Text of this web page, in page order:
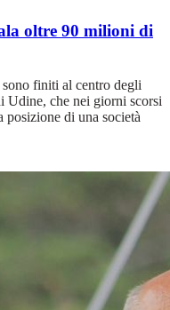
oltre 90 milioni di
finiti al centro degli
Udine, che nei giorni scorsi
posizione di una società